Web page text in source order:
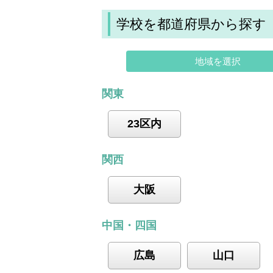
学校を都道府県から探す
地域を選択
関東
23区内
関西
大阪
中国・四国
広島 山口